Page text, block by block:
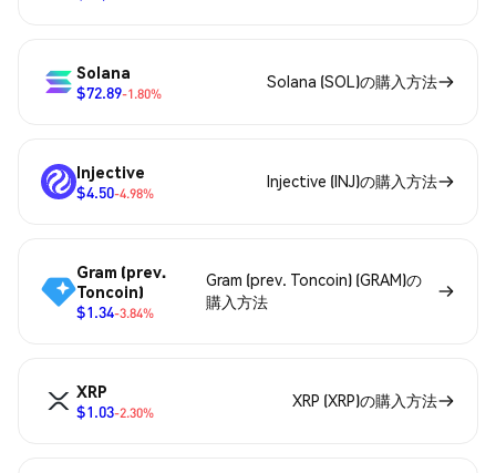
Solana
$72.89-1.80%
Solana (SOL)の購入方法
Injective
$4.50-4.98%
Injective (INJ)の購入方法
Gram (prev.
Toncoin)
$1.34-3.84%
Gram (prev. Toncoin) (GRAM)の
購入方法
XRP
$1.03-2.30%
XRP (XRP)の購入方法